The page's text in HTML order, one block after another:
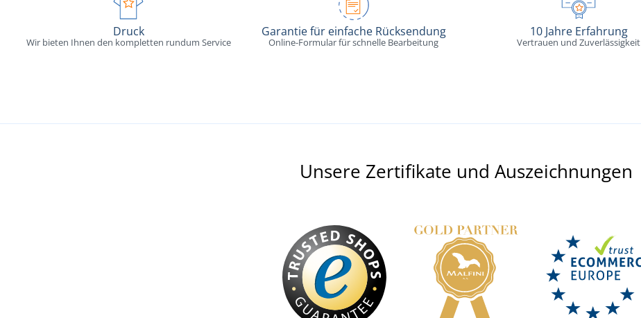
Druck
Wir bieten Ihnen den kompletten rundum Service
Garantie für einfache Rücksendung
Online-Formular für schnelle Bearbeitung
10 Jahre Erfahrung
Vertrauen und Zuverlässigkeit
Unsere Zertifikate und Auszeichnungen